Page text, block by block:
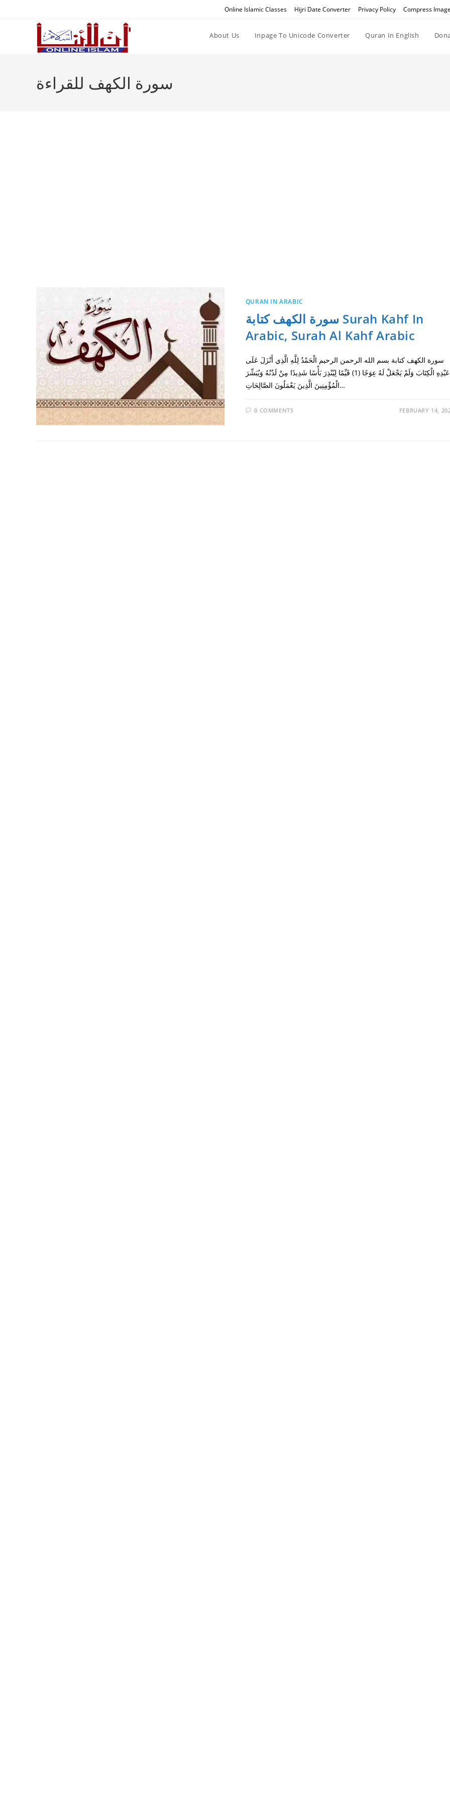
Online Islamic Classes Hijri Date Converter Privacy Policy Compress Image
About Us Inpage To Unicode Converter Quran In English
سورة الكهف للقراءة
QURAN IN ARABIC
سورة الكهف كتابة Surah Kahf In
Arabic, Surah Al Kahf Arabic
سورة الكهف كتابة بسم الله الرحمن الرحيم الْحَمْدُ لِلَّهِ الَّذِي أَنْزَلَ عَلَى
عَبْدِهِ الْكِتَابَ وَلَمْ يَجْعَلْ لَهُ عِوَجًا (1) قَيِّمًا لِيُنْذِرَ بَأْسًا شَدِيدًا مِنْ لَدُنْهُ وَيُبَشِّرَ
الْمُؤْمِنِينَ الَّذِينَ يَعْمَلُونَ الصَّالِحَاتِ…
0 COMMENTS FEBRUARY 14,